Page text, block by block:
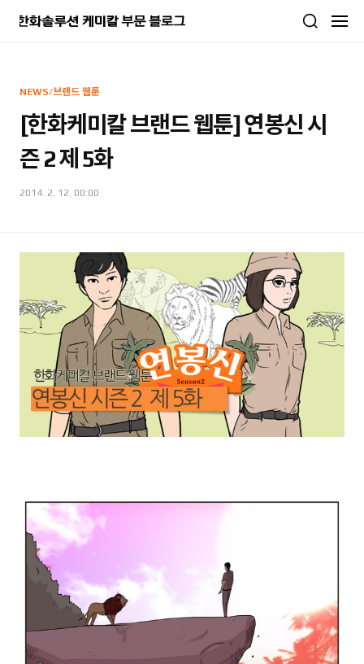
NEWS/브랜드 웹툰
[한화케미칼 브랜드 웹툰] 연봉신 시
즌 2 제 5화
2014. 2. 12. 00:00